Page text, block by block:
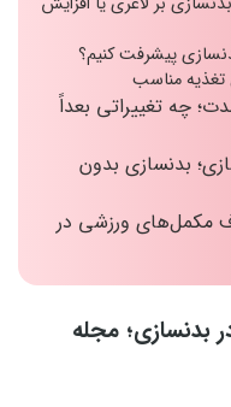
پیشرفت کنیم؟
چه تغییراتی بعداً
بدنسازی بدون
مکمل‌های ورزشی در
بدنسازی؛ مجله